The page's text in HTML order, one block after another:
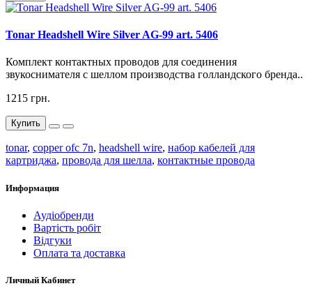
Tonar Headshell Wire Silver AG-99 art. 5406
Комплект контактных проводов для соединения
звукоснимателя с шеллом производства голландского бренда..
1215 грн.
Купить
tonar, copper ofc 7n, headshell wire, набор кабелей для
картриджа, провода для шелла, контактные провода
Информация
Аудіобренди
Вартість робіт
Відгуки
Оплата та доставка
Личный Кабинет